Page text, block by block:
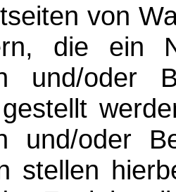
von
die ein
und/oder
und/oder
stellen